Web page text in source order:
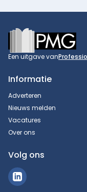
Footer
Een uitgave van
Informatie
Adverteren
Nieuws melden
Vacatures
Over ons
Volg ons